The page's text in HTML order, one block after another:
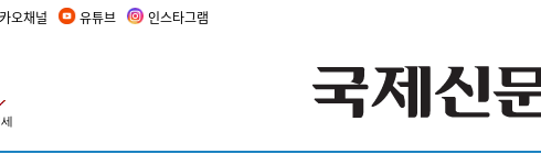
오채널 유튜브 인스타그램